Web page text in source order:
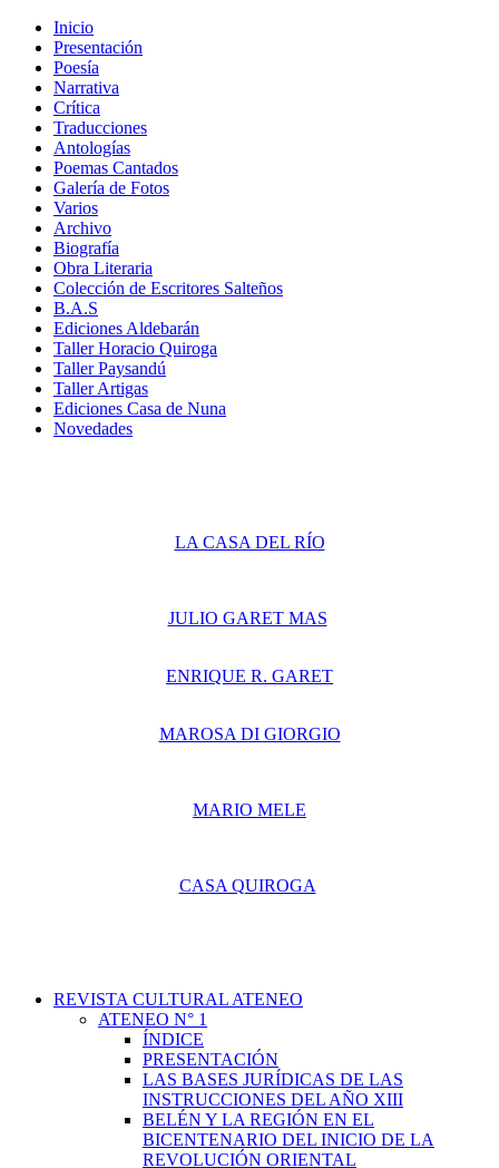
Inicio
Presentación
Poesía
Narrativa
Crítica
Traducciones
Antologías
Poemas Cantados
Galería de Fotos
Varios
Archivo
Biografía
Obra Literaria
Colección de Escritores Salteños
B.A.S
Ediciones Aldebarán
Taller Horacio Quiroga
Taller Paysandú
Taller Artigas
Ediciones Casa de Nuna
Novedades
LA CASA DEL RÍO
JULIO GARET MAS
ENRIQUE R. GARET
MAROSA DI GIORGIO
MARIO MELE
CASA QUIROGA
REVISTA CULTURAL ATENEO
ATENEO N° 1
ÍNDICE
PRESENTACIÓN
LAS BASES JURÍDICAS DE LAS
INSTRUCCIONES DEL AÑO XIII
BELÉN Y LA REGIÓN EN EL
BICENTENARIO DEL INICIO DE LA
REVOLUCIÓN ORIENTAL